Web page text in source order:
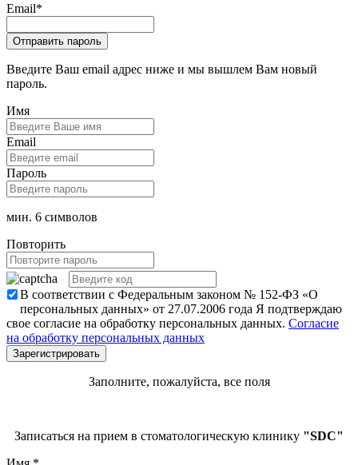
Email*
Введите Ваш email адрес ниже и мы вышлем Вам новый
пароль.
Имя
Email
Пароль
мин. 6 символов
Повторить
В соответствии с Федеральным законом № 152-ФЗ «О
персональных данных» от 27.07.2006 года Я подтверждаю
свое согласие на обработку персональных данных. Согласие
на обработку персональных данных
Заполните, пожалуйста, все поля
Записаться на прием в стоматологическую клинику "SDC"